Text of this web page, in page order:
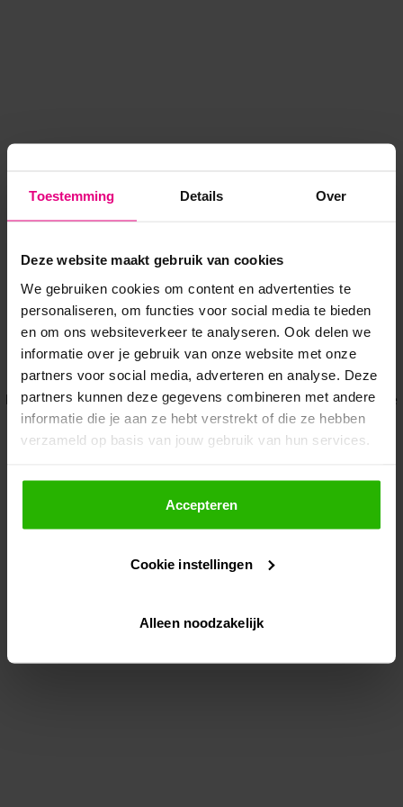
Toestemming Details Over
Deze website maakt gebruik van cookies
We gebruiken cookies om content en advertenties te
personaliseren, om functies voor social media te bieden
en om ons websiteverkeer te analyseren. Ook delen we
informatie over je gebruik van onze website met onze
partners voor social media, adverteren en analyse. Deze
partners kunnen deze gegevens combineren met andere
informatie die je aan ze hebt verstrekt of die ze hebben
verzameld op basis van jouw gebruik van hun services.
Als je op "Accepteer" klikt, dan geef je Voordeeluitjes.nl
toestemming om cookies voor social media en
gepersonaliseerde advertenties te plaatsen.
Lees hier meer over in onsprivacybeleid
Via "Cookie instellingen" kun je ook zelf instellen welke
Accepteren
Cookie instellingen
Alleen noodzakelijk
Application error: a client-side exception has occurred while
loadingwww.voordeeluitjes.nl (see the browser console for more
information).